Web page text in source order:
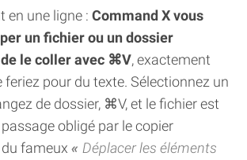
en une ligne : Command X vous
un fichier ou un dossier
le coller avec ⌘V, exactement
pour du texte. Sélectionnez un
de dossier, ⌘V, et le fichier est
obligé par le copier
fameux
Déplacer les éléments